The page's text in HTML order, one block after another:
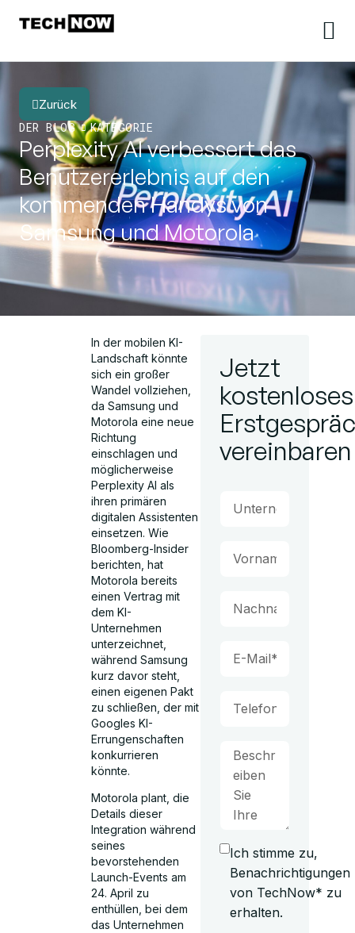
Zurück
DER BLOG
KATEGORIE
Perplexity AI verbessert das
Benutzererlebnis auf den
kommenden Handys von
Samsung und Motorola
In der mobilen KI-
Landschaft könnte
sich ein großer
Wandel vollziehen,
da Samsung und
Motorola eine neue
Richtung
einschlagen und
möglicherweise
Perplexity AI als
ihren primären
digitalen Assistenten
einsetzen. Wie
Bloomberg-Insider
berichten, hat
Motorola bereits
einen Vertrag mit
dem KI-
Unternehmen
unterzeichnet,
während Samsung
kurz davor steht,
einen eigenen Pakt
zu schließen, der mit
Googles KI-
Errungenschaften
konkurrieren
könnte.
Motorola plant, die
Details dieser
Integration während
seines
bevorstehenden
Launch-Events am
24. April zu
enthüllen, bei dem
das Unternehmen
Jetzt
kostenloses
vereinbaren
Ich stimme zu,
Benachrichtigungen
von TechNow* zu
erhalten.